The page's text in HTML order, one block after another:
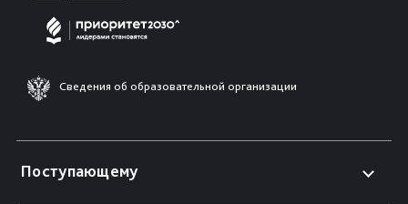
Сведения об образовательной организации
Поступающему